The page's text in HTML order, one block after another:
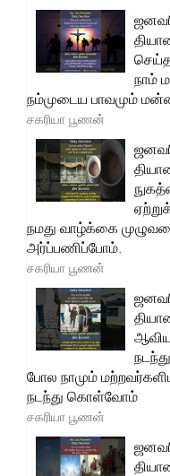
நாம்
நம்முடைய பாவமும்
சகரியா பூணன்
நமது வாழ்க்கை
அர்ப்பணிப்போம்.
சகரியா பூணன்
போல நாமும்
நடந்து கொள்வோம்
சகரியா பூணன்